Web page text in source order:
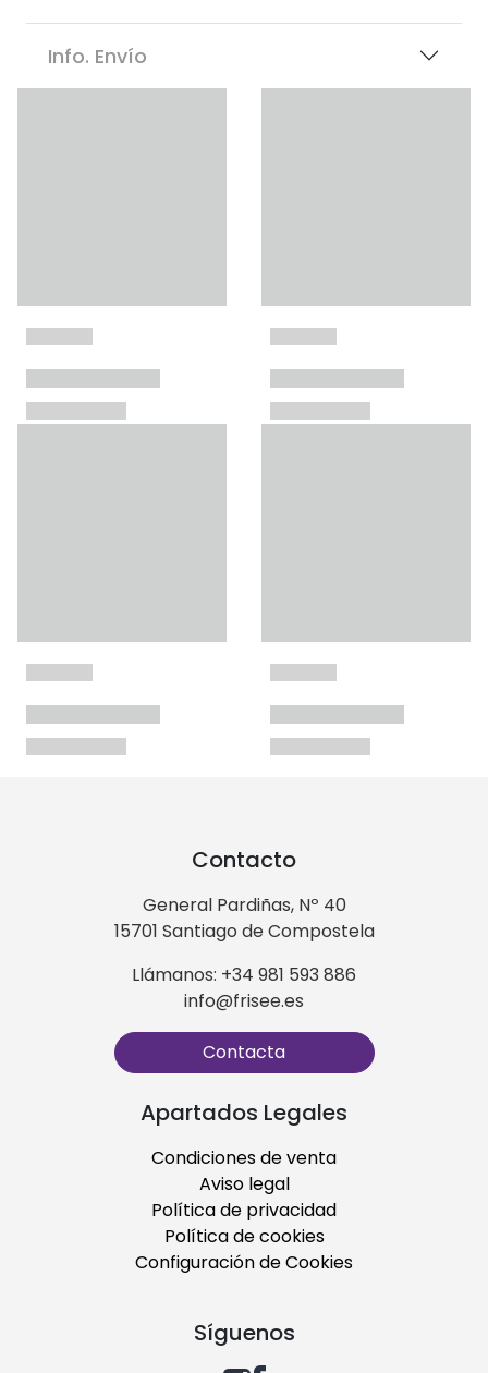
Info. Envío
Contacto
General Pardiñas, Nº 40
15701 Santiago de Compostela
Llámanos: +34 981 593 886
info@frisee.es
Contacta
Apartados Legales
Condiciones de venta
Aviso legal
Política de privacidad
Política de cookies
Configuración de Cookies
Síguenos